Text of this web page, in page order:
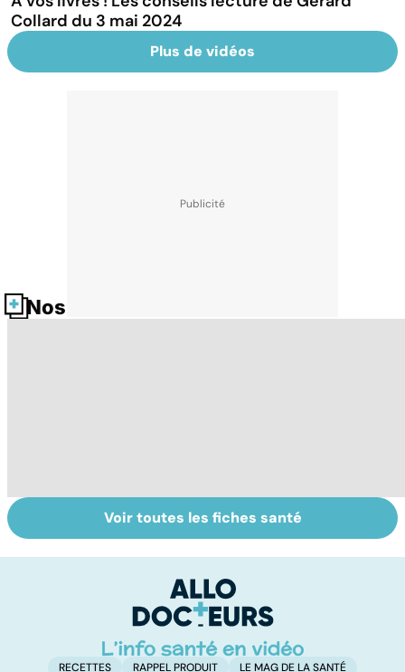
Collard du 3 mai 2024
Plus de vidéos
Nos fiches santé
Tout savoir sur
les infections
Inflammation des
amygdales : que
d'angine ?
Voir toutes les fiches santé
RECETTES RAPPEL PRODUIT LE MAG DE LA SANTÉ